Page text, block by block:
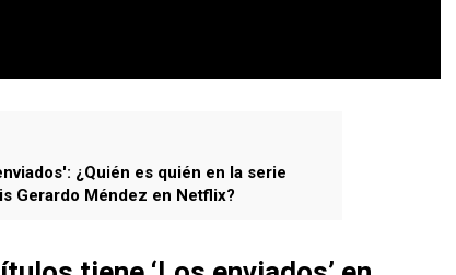
¿Quién es quién en la serie
Gerardo Méndez en Netflix?